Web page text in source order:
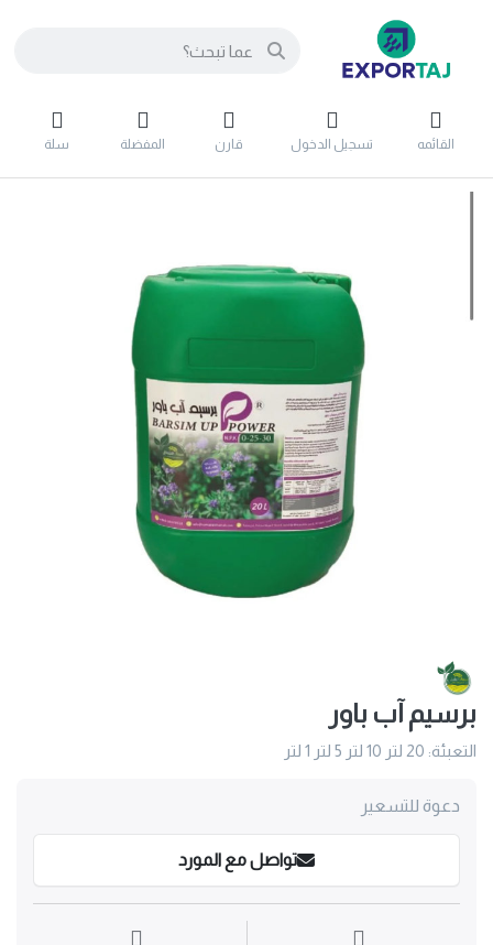
القائمه تسجيل الدخول قارن المفضلة سلة
برسيم آب باور
التعبئة: 20 لتر 10 لتر 5 لتر 1 لتر
دعوة للتسعير
تواصل مع المورد